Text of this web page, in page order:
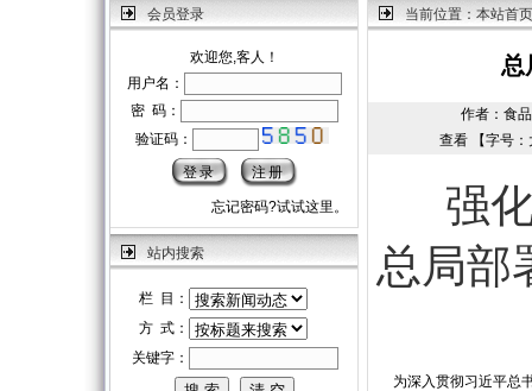
会员登录
欢迎您,客人！
用户名：
密 码：
验证码：
忘记密码?试试这里。
站内搜索
栏 目：
方 式：
关键字：
当前位置： 本站首页
总
作者：食
查看 【字号：
强
总局部
为深入贯彻习近平总